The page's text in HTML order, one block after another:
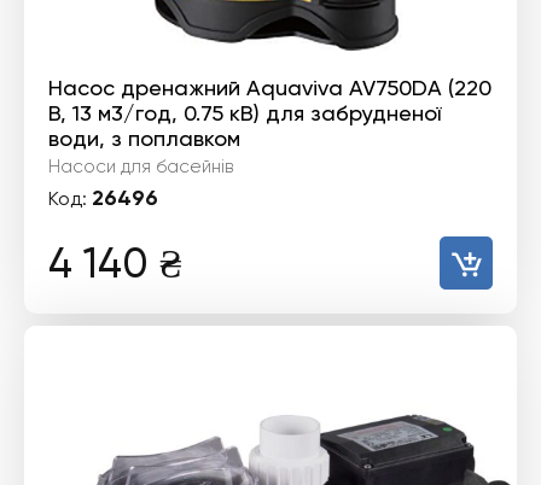
Насос дренажний Aquaviva AV750DA (220
В, 13 м3/год, 0.75 кВ) для забрудненої
води, з поплавком
Насоси для басейнів
Код: 26496
4 140 ₴